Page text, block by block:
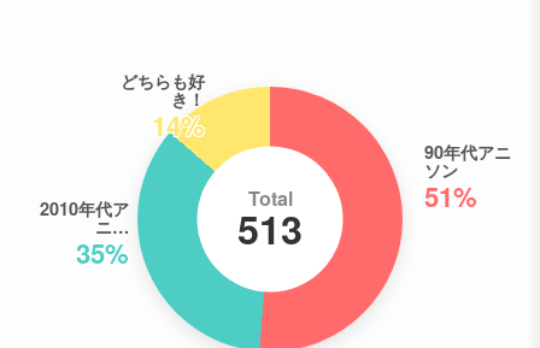
90年代アニ
ソン
51%
2010年代ア
ニ…
35%
どちらも好
き！
14%
Total
513